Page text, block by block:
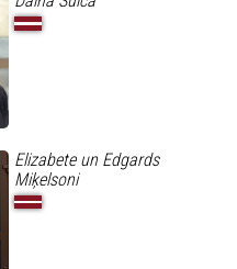
Elizabete un Edgards
Miķelsoni